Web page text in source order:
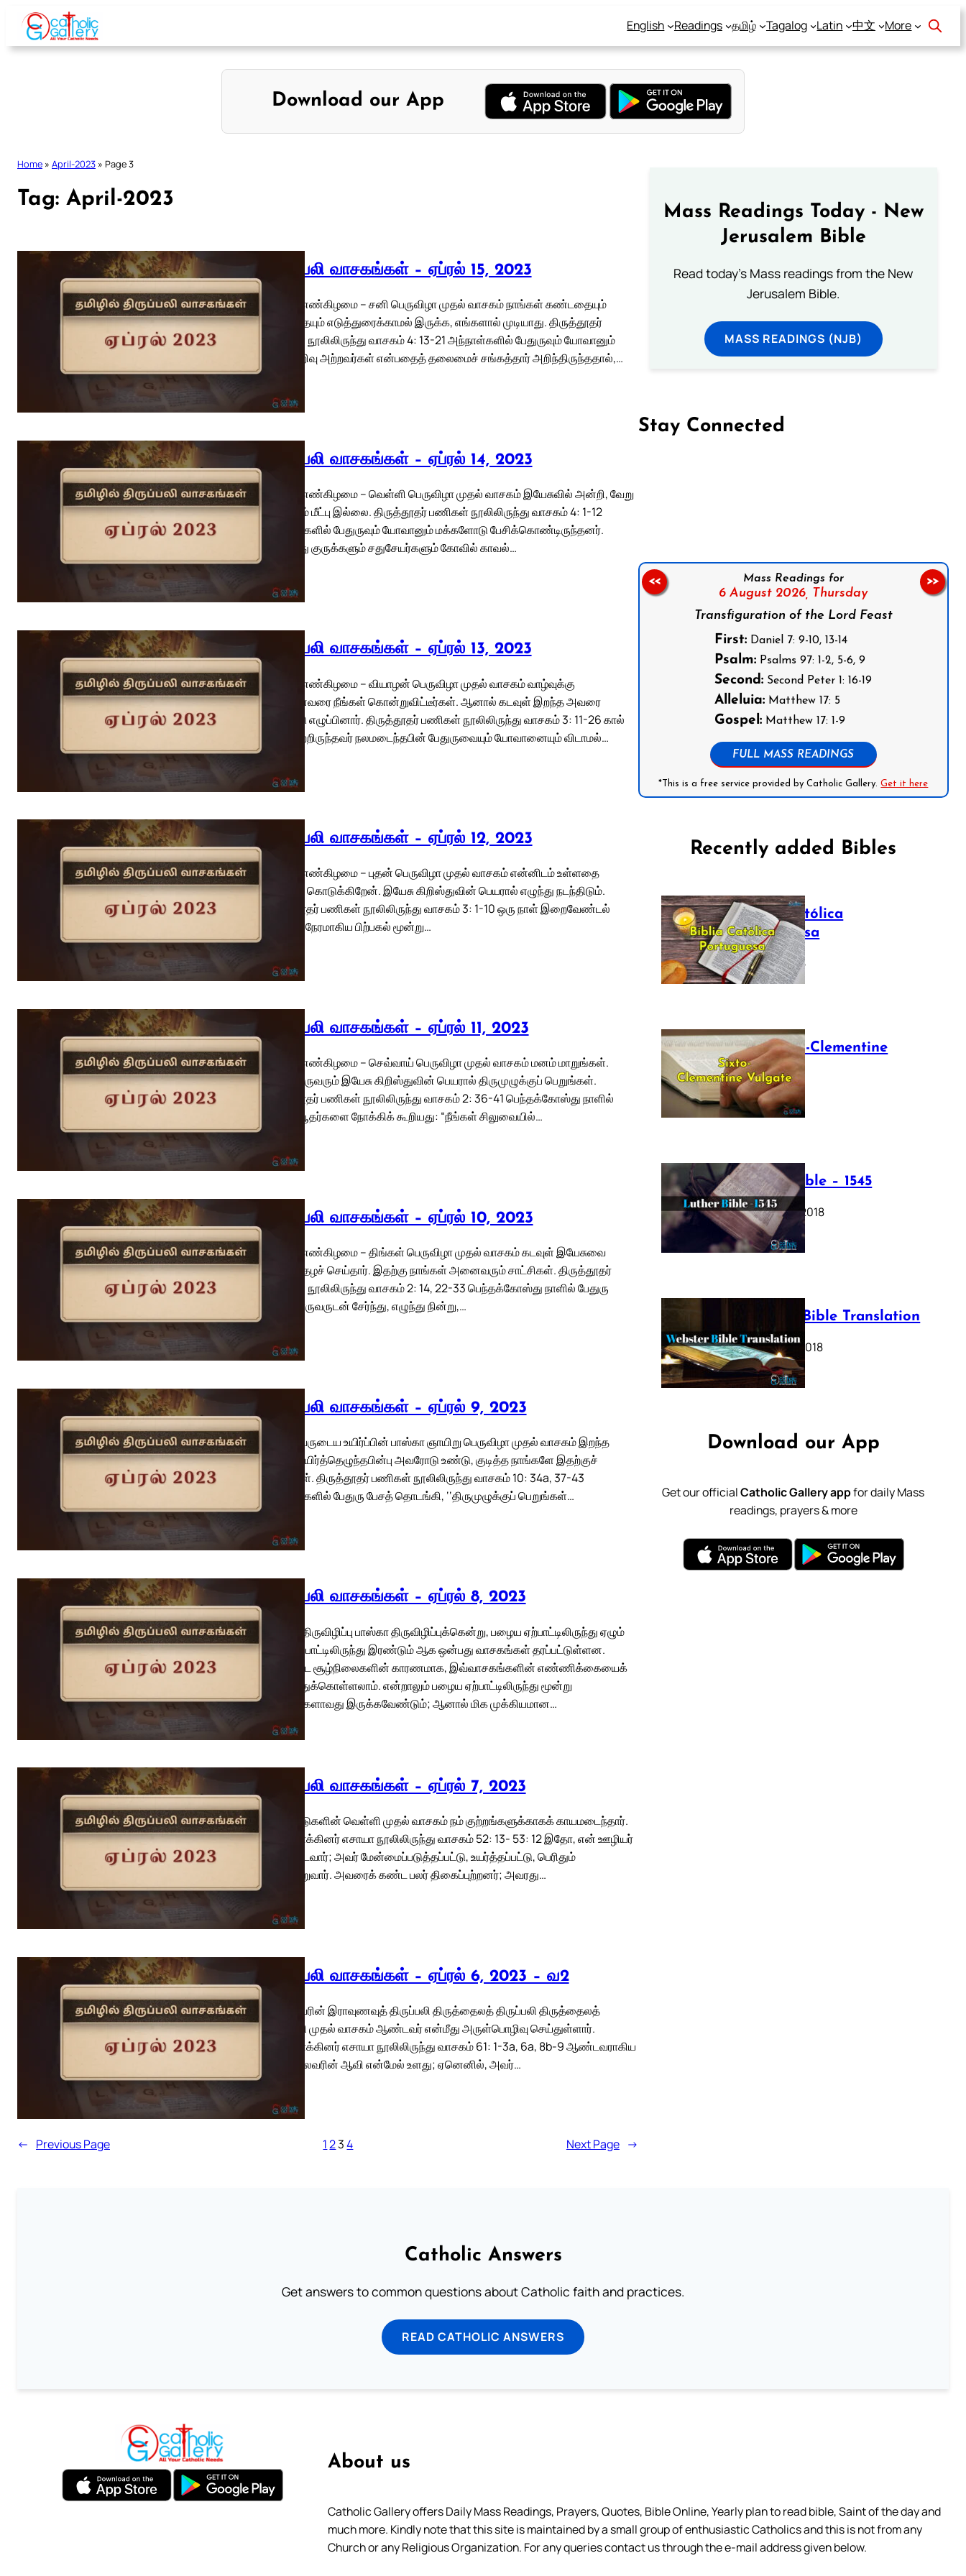
Skip
content
English Readings தமிழ் Tagalog Latin 中文 More
Download our App
Home » April-2023 » Page 3
Tag: April-2023
திருப்பலி வாசகங்கள் – ஏப்ரல் 15, 2023
பாஸ்கா எண்கிழமை – சனி பெருவிழா முதல் வாசகம் நாங்கள் கண்டதையும்
கேட்டதையும் எடுத்துரைக்காமல் இருக்க, எங்களால் முடியாது. திருத்தூதர்
பணிகள் நூலிலிருந்து வாசகம் 4: 13-21 அந்நாள்களில் பேதுருவும் யோவானும்
கல்வியறிவு அற்றவர்கள் என்பதைத் தலைமைச் சங்கத்தார் அறிந்திருந்ததால்,…
திருப்பலி வாசகங்கள் – ஏப்ரல் 14, 2023
பாஸ்கா எண்கிழமை – வெள்ளி பெருவிழா முதல் வாசகம் இயேசுவில் அன்றி, வேறு
எவராலும் மீட்பு இல்லை. திருத்தூதர் பணிகள் நூலிலிருந்து வாசகம் 4: 1-12
அந்நாள்களில் பேதுருவும் யோவானும் மக்களோடு பேசிக்கொண்டிருந்தனர்.
அப்போது குருக்களும் சதுசேயர்களும் கோவில் காவல்…
திருப்பலி வாசகங்கள் – ஏப்ரல் 13, 2023
பாஸ்கா எண்கிழமை – வியாழன் பெருவிழா முதல் வாசகம் வாழ்வுக்கு
ஊற்றானவரை நீங்கள் கொன்றுவிட்டீர்கள். ஆனால் கடவுள் இறந்த அவரை
உயிரோடு எழுப்பினார். திருத்தூதர் பணிகள் நூலிலிருந்து வாசகம் 3: 11-26 கால்
ஊனமுற்றிருந்தவர் நலமடைந்தபின் பேதுருவையும் யோவானையும் விடாமல்…
திருப்பலி வாசகங்கள் – ஏப்ரல் 12, 2023
பாஸ்கா எண்கிழமை – புதன் பெருவிழா முதல் வாசகம் என்னிடம் உள்ளதை
உமக்குக் கொடுக்கிறேன். இயேசு கிறிஸ்துவின் பெயரால் எழுந்து நடந்திடும்.
திருத்தூதர் பணிகள் நூலிலிருந்து வாசகம் 3: 1-10 ஒரு நாள் இறைவேண்டல்
செய்யும் நேரமாகிய பிற்பகல் மூன்று…
திருப்பலி வாசகங்கள் – ஏப்ரல் 11, 2023
பாஸ்கா எண்கிழமை – செவ்வாய் பெருவிழா முதல் வாசகம் மனம் மாறுங்கள்.
ஒவ்வொருவரும் இயேசு கிறிஸ்துவின் பெயரால் திருமுழுக்குப் பெறுங்கள்.
திருத்தூதர் பணிகள் நூலிலிருந்து வாசகம் 2: 36-41 பெந்தக்கோஸ்து நாளில்
பேதுரு யூதர்களை நோக்கிக் கூறியது: “நீங்கள் சிலுவையில்…
திருப்பலி வாசகங்கள் – ஏப்ரல் 10, 2023
பாஸ்கா எண்கிழமை – திங்கள் பெருவிழா முதல் வாசகம் கடவுள் இயேசுவை
உயிர்த்தெழச் செய்தார். இதற்கு நாங்கள் அனைவரும் சாட்சிகள். திருத்தூதர்
பணிகள் நூலிலிருந்து வாசகம் 2: 14, 22-33 பெந்தக்கோஸ்து நாளில் பேதுரு
பதினொருவருடன் சேர்ந்து, எழுந்து நின்று,…
திருப்பலி வாசகங்கள் – ஏப்ரல் 9, 2023
ஆண்டவருடைய உயிர்ப்பின் பாஸ்கா ஞாயிறு பெருவிழா முதல் வாசகம் இறந்த
இயேசு உயிர்த்தெழுந்தபின்பு அவரோடு உண்டு, குடித்த நாங்களே இதற்குச்
சாட்சிகள். திருத்தூதர் பணிகள் நூலிலிருந்து வாசகம் 10: 34a, 37-43
அந்நாள்களில் பேதுரு பேசத் தொடங்கி, ‘‘திருமுழுக்குப் பெறுங்கள்…
திருப்பலி வாசகங்கள் – ஏப்ரல் 8, 2023
பாஸ்கா திருவிழிப்பு பாஸ்கா திருவிழிப்புக்கென்று, பழைய ஏற்பாட்டிலிருந்து ஏழும்
புதிய ஏற்பாட்டிலிருந்து இரண்டும் ஆக ஒன்பது வாசகங்கள் தரப்பட்டுள்ளன.
தனிப்பட்ட சூழ்நிலைகளின் காரணமாக, இவ்வாசகங்களின் எண்ணிக்கையைக்
குறைத்துக்கொள்ளலாம். என்றாலும் பழைய ஏற்பாட்டிலிருந்து மூன்று
வாசகங்களாவது இருக்கவேண்டும்; ஆனால் மிக முக்கியமான…
திருப்பலி வாசகங்கள் – ஏப்ரல் 7, 2023
திருப்பாடுகளின் வெள்ளி முதல் வாசகம் நம் குற்றங்களுக்காகக் காயமடைந்தார்.
இறைவாக்கினர் எசாயா நூலிலிருந்து வாசகம் 52: 13- 53: 12 இதோ, என் ஊழியர்
சிறப்படைவார்; அவர் மேன்மைப்படுத்தப்பட்டு, உயர்த்தப்பட்டு, பெரிதும்
மாட்சியுறுவார். அவரைக் கண்ட பலர் திகைப்புற்றனர்; அவரது…
திருப்பலி வாசகங்கள் – ஏப்ரல் 6, 2023 – வ2
ஆண்டவரின் இராவுணவுத் திருப்பலி திருத்தைலத் திருப்பலி திருத்தைலத்
திருப்பலி முதல் வாசகம் ஆண்டவர் என்மீது அருள்பொழிவு செய்துள்ளார்.
இறைவாக்கினர் எசாயா நூலிலிருந்து வாசகம் 61: 1-3a, 6a, 8b-9 ஆண்டவராகிய
என் தலைவரின் ஆவி என்மேல் உளது; ஏனெனில், அவர்…
← Previous Page 1 23 4 Next Page →
Mass Readings Today - New
Jerusalem Bible
Read today's Mass readings from the New
Jerusalem Bible.
MASS READINGS (NJB)
Stay Connected
Mass Readings for
6 August 2026, Thursday
Transfiguration of the Lord Feast
First: Daniel 7: 9-10, 13-14
Psalm: Psalms 97: 1-2, 5-6, 9
Second: Second Peter 1: 16-19
Alleluia: Matthew 17: 5
Gospel: Matthew 17: 1-9
FULL MASS READINGS
*This is a free service provided by Catholic Gallery.Get it here
<< >>
Recently added Bibles
Bíblia Católica
Portuguesa
July 16, 2025
The Sixto-Clementine
Vulgate
July 12, 2025
Luther Bible – 1545
October 17, 2018
Webster Bible Translation
October 11, 2018
Download our App
Get our officialCatholic Gallery appfor daily Mass
readings, prayers & more
Catholic Answers
Get answers to common questions about Catholic faith and practices.
READ CATHOLIC ANSWERS
About us
Catholic Gallery offers Daily Mass Readings, Prayers, Quotes, Bible Online, Yearly plan to read bible, Saint of the day and
much more. Kindly note that this site is maintained by a small group of enthusiastic Catholics and this is not from any
Church or any Religious Organization. For any queries contact us through the e-mail address given below.